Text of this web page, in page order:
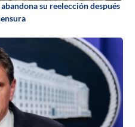
su reelección después